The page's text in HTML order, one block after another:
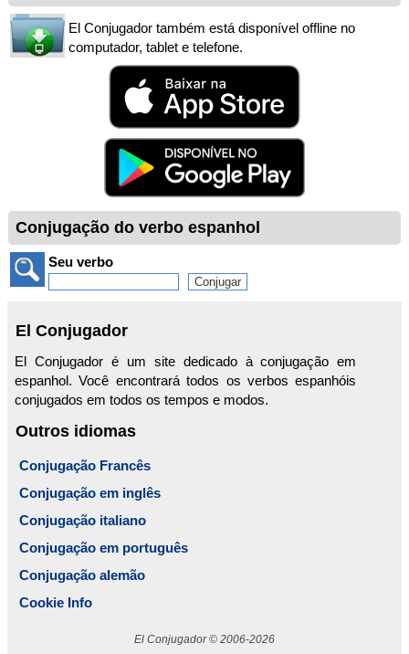
El Conjugador também está disponível offline no
computador, tablet e telefone.
Conjugação do verbo espanhol
Seu verbo
El Conjugador
El Conjugador é um site dedicado à conjugação em
espanhol. Você encontrará todos os verbos espanhóis
conjugados em todos os tempos e modos.
Outros idiomas
Conjugação Francês
Conjugação em inglês
Conjugação italiano
Conjugação em português
Conjugação alemão
Cookie Info
El Conjugador © 2006-2026